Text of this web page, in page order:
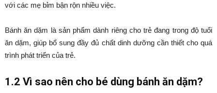
với các mẹ bỉm bận rộn nhiều việc.
Bánh ăn dặm là sản phẩm dành riêng cho trẻ đang trong độ tuổi
ăn dặm, giúp bổ sung đầy đủ chất dinh dưỡng cần thiết cho quá
trình phát triển của trẻ.
1.2 Vì sao nên cho bé dùng bánh ăn dặm?